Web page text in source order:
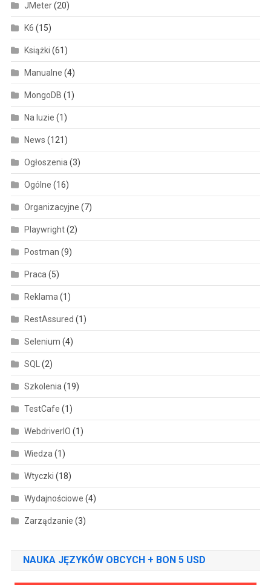
JMeter(20)
K6 (15)
Książki (61)
Manualne (4)
MongoDB (1)
Na luzie (1)
News (121)
Ogłoszenia(3)
Ogólne (16)
Organizacyjne (7)
Playwright(2)
Postman (9)
Praca(5)
Reklama(1)
RestAssured (1)
Selenium (4)
SQL(2)
Szkolenia(19)
TestCafe (1)
WebdriverIO (1)
Wiedza(1)
Wtyczki (18)
Wydajnościowe (4)
Zarządzanie (3)
NAUKA JĘZYKÓW OBCYCH + BON 5 USD